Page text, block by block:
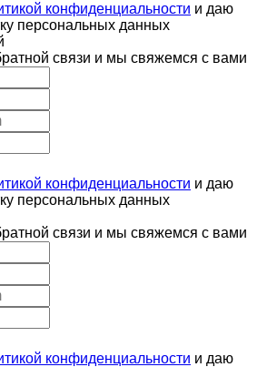
конфиденциальности и даю
персональных данных
связи и мы свяжемся с вами
конфиденциальности и даю
персональных данных
связи и мы свяжемся с вами
конфиденциальности и даю